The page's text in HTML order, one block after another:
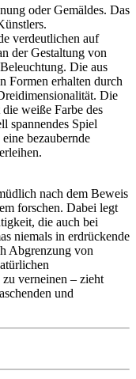
oder Gemäldes. Das
verdeutlichen auf
der Gestaltung von
Die aus
Formen erhalten durch
Die
weiße Farbe des
spannendes Spiel
bezaubernde
nach dem Beweis
forschen. Dabei legt
die auch bei
niemals in erdrückende
Abgrenzung von
zu verneinen – zieht
und